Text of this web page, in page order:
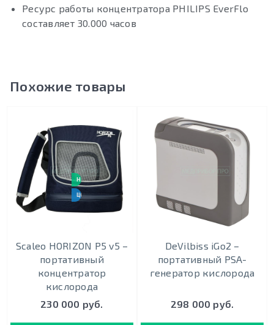
Ресурс работы концентратора PHILIPS EverFlo
составляет 30.000 часов
Похожие товары
НОВИНКА
ЦЕНА-КАЧЕСТВО
Scaleo HORIZON P5 v5 –
портативный
концентратор
кислорода
230 000 руб.
DeVilbiss iGo2 –
портативный PSA-
генератор кислорода
298 000 руб.